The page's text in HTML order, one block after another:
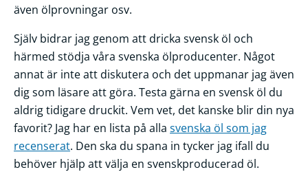
även ölprovningar osv.
Själv bidrar jag genom att dricka svensk öl och
härmed stödja våra svenska ölproducenter. Något
annat är inte att diskutera och det uppmanar jag även
dig som läsare att göra. Testa gärna en svensk öl du
aldrig tidigare druckit. Vem vet, det kanske blir din nya
favorit? Jag har en lista på alla svenska öl som jag
recenserat. Den ska du spana in tycker jag ifall du
behöver hjälp att välja en svenskproducerad öl.